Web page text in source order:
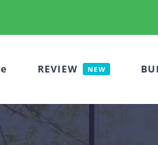
REVIEW NEW